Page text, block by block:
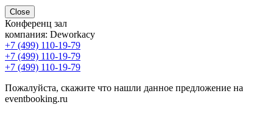
Close
Конференц зал
компания: Deworkacy
+7 (499) 110-19-79
+7 (499) 110-19-79
+7 (499) 110-19-79
Пожалуйста, скажите что нашли данное предложение на
eventbooking.ru